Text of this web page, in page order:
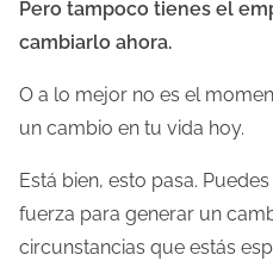
Pero tampoco tienes el
cambiarlo ahora.
O a lo mejor no es el
un cambio en tu vida hoy.
Está bien, esto pasa.
fuerza para generar un
circunstancias que estás